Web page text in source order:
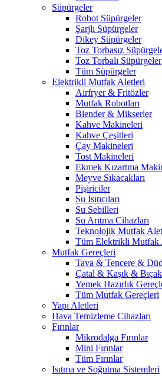
Süpürgeler
Robot Süpürgeler
Şarjlı Süpürgeler
Dikey Süpürgeler
Toz Torbasız
Toz Torbalı Süpürgeler
Tüm Süpürgeler
Elektrikli Mutfak Aletleri
Airfryer & Fritözler
Mutfak Robotları
Blender & Mikserler
Kahve Makineleri
Kahve Çeşitleri
Çay Makineleri
Tost Makineleri
Ekmek Kızartma
Meyve Sıkacakları
Pişiriciler
Su Isıtıcıları
Su Sebilleri
Su Arıtma Cihazları
Teknolojik Mutfak
Tüm Elektrikli Mutfak
Mutfak Gereçleri
Tava & Tencere &
Çatal & Kaşık & Bıçak
Yemek Hazırlık
Tüm Mutfak Gereçleri
Yapı Aletleri
Hava Temizleme Cihazları
Fırınlar
Mikrodalga Fırınlar
Mini Fırınlar
Tüm Fırınlar
Isıtma ve Soğutma Sistemleri